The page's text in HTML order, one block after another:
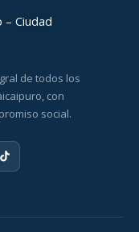
de todos los
con
social.